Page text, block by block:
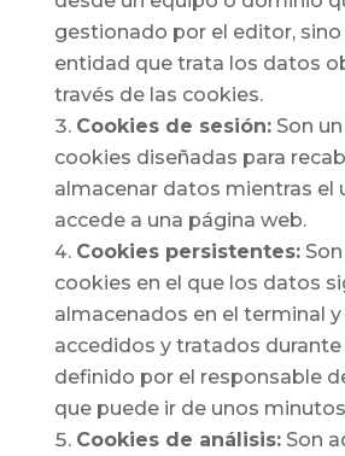
gestionado por el editor,
entidad que trata los datos
través de las cookies.
Cookies de sesión:Son
cookies diseñadas para
almacenar datos mientras el
accede a una página web.
Cookies persistentes:Son
cookies en el que los datos
almacenados en el terminal
accedidos y tratados
definido por el responsable
que puede ir de unos
Cookies de análisis:Son